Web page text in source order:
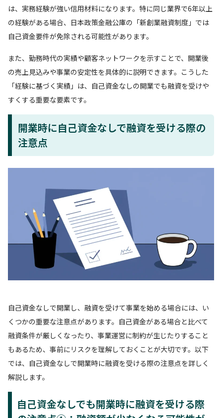
は、実務経験が強い信用材料になります。特に同じ業界で6年以上
の経験がある場合、日本政策金融公庫の「新創業融資制度」では
自己資金要件が免除される可能性があります。
また、勤務時代の実績や顧客ネットワークを示すことで、開業後
の売上見込みや事業の安定性を具体的に説明できます。こうした
「経験に基づく実績」は、自己資金なしの開業でも融資を受けや
すくする重要な要素です。
開業時に自己資金なしで融資を受ける際の
注意点
自己資金なしで開業し、融資を受けて事業を始める場合には、い
くつかの重要な注意点があります。自己資金がある場合と比べて
融資条件が厳しくなったり、事業運営に制約が生じたりすること
もあるため、事前にリスクを理解しておくことが大切です。以下
では、自己資金なしで開業時に融資を受ける際の注意点を詳しく
解説します。
自己資金なしでも開業時に融資を受ける際